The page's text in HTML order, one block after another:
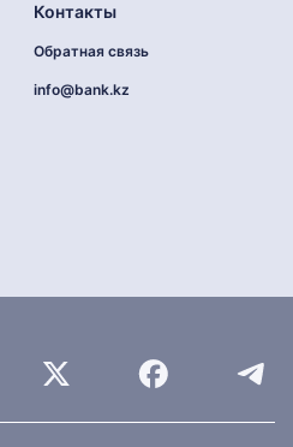
Контакты
Обратная связь
info@bank.kz